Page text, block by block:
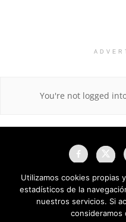
You're not logged
Utilizamos cookies propias
estadísticos de la
nuestros servicios. Si
consideramos